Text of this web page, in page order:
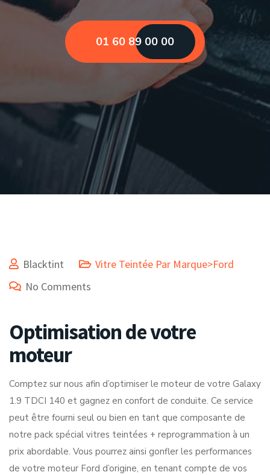
01 60 89 00 00
Blacktint
Vitre Teintée Par Marque>Ford
No Comments
Optimisation de votre
moteur
Comptez sur nous afin d’optimiser le moteur de votre Galaxy
1.9 TDCI 140 et gagnez en confort de conduite. Ce service
peut être fourni seul ou bien en tant que composante de
notre pack spécial vitres teintées + reprogrammation à un
prix abordable. Vous pourrez ainsi gonfler les performances
de votre moteur Ford d’origine, en tenant compte de vos